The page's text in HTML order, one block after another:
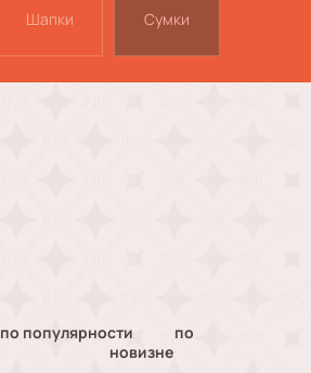
Шапки Сумки
по популярности
по
новизне